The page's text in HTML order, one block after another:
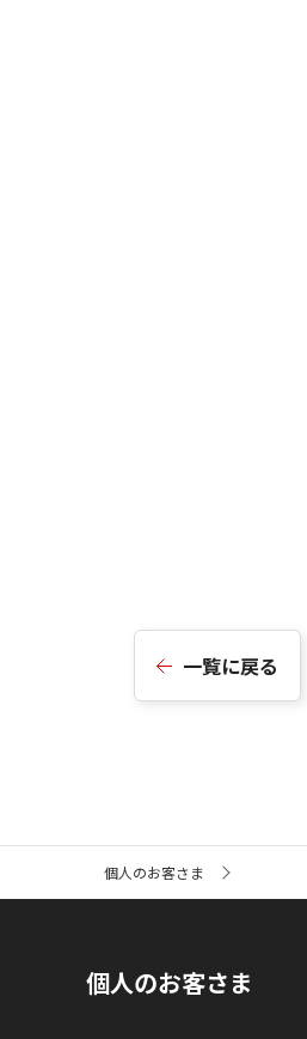
一覧に戻る
ト
個人のお客さま
個人のお客さま